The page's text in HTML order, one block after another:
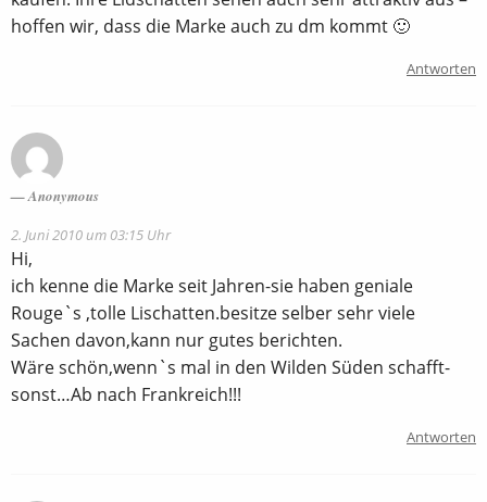
hoffen wir, dass die Marke auch zu dm kommt 🙂
Antworten
Anonymous
2. Juni 2010 um 03:15 Uhr
Hi,
ich kenne die Marke seit Jahren-sie haben geniale
Rouge`s ,tolle Lischatten.besitze selber sehr viele
Sachen davon,kann nur gutes berichten.
Wäre schön,wenn`s mal in den Wilden Süden schafft-
sonst…Ab nach Frankreich!!!
Antworten